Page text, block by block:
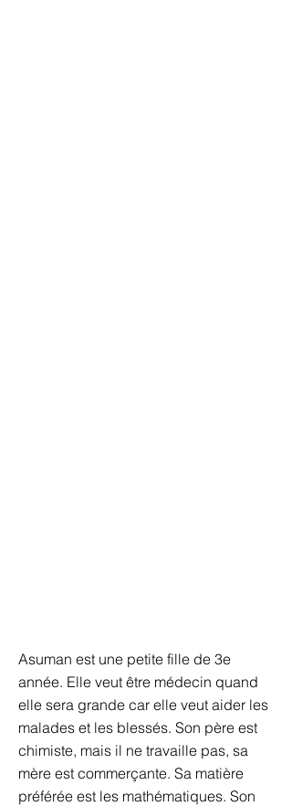
Asuman est une petite fille de 3e
année. Elle veut être médecin quand
elle sera grande car elle veut aider les
malades et les blessés. Son père est
chimiste, mais il ne travaille pas, sa
mère est commerçante. Sa matière
préférée est les mathématiques. Son